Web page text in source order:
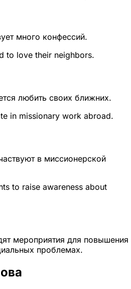
много конфессий.
to love their neighbors.
любить своих ближних.
in missionary work abroad.
в миссионерской
to raise awareness about
мероприятия для повышения
проблемах.